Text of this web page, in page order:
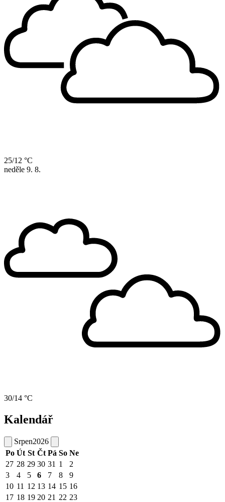
25/12 °C
neděle 9. 8.
30/14 °C
Kalendář
Srpen2026
Po Út St Čt Pá So Ne
27 28 29 30 31 1
2
3
4 5 6 7 8
9
10 11 12 13 14 15 16
17 18 19 20 21 22 23